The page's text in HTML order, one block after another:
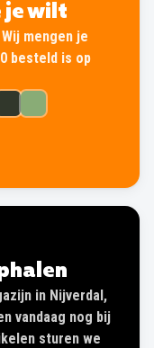
je wilt
mengen je
besteld is op
in Nijverdal,
vandaag nog bij
sturen we